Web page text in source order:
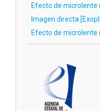
Efecto de microlente
Imagen directa
Efecto de microlente